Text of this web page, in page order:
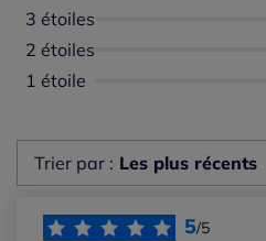
3 étoiles
2 étoiles
1 étoile
Trier par : Les plus récents
Les plus récents 5/5